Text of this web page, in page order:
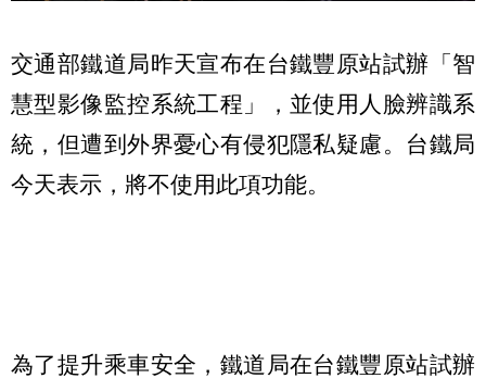
交通部鐵道局昨天宣布在台鐵豐原站試辦「智
慧型影像監控系統工程」，並使用人臉辨識系
統，但遭到外界憂心有侵犯隱私疑慮。台鐵局
今天表示，將不使用此項功能。
為了提升乘車安全，鐵道局在台鐵豐原站試辦